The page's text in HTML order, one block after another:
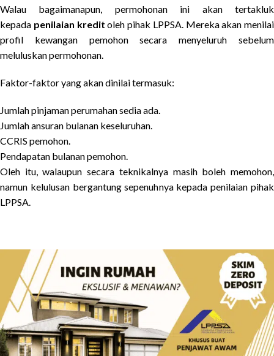
Walau bagaimanapun, permohonan ini akan tertakluk
kepada penilaian kredit oleh pihak LPPSA. Mereka akan menilai
profil kewangan pemohon secara menyeluruh sebelum
meluluskan permohonan.
Faktor-faktor yang akan dinilai termasuk:
Jumlah pinjaman perumahan sedia ada.
Jumlah ansuran bulanan keseluruhan.
CCRIS pemohon.
Pendapatan bulanan pemohon.
Oleh itu, walaupun secara teknikalnya masih boleh memohon,
namun kelulusan bergantung sepenuhnya kepada penilaian pihak
LPPSA.